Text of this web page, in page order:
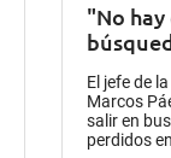
"No
El jefe de
Marcos
salir en
perdidos